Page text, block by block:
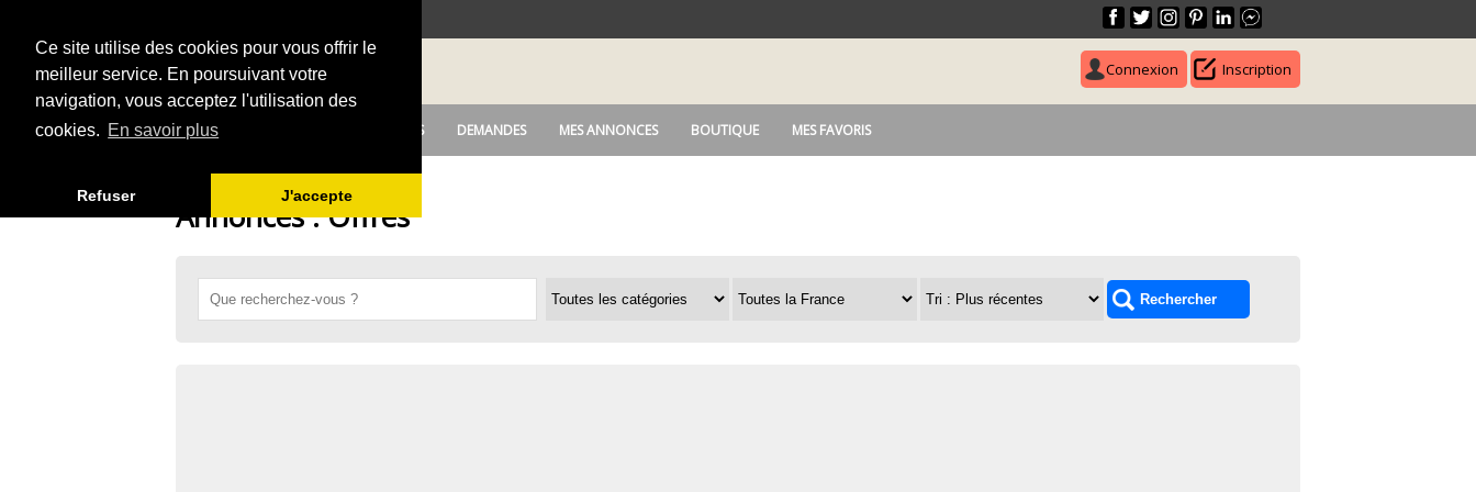
Ce site utilise des cookies pour vous offrir le
meilleur service. En poursuivant votre
navigation, vous acceptez l'utilisation des
cookies. En savoir plus
Refuser J'accepte
Connexion Inscription
DEPOSER UNE ANNONCE OFFRES DEMANDES MES ANNONCES BOUTIQUE MES FAVORIS
Annonces : Offres